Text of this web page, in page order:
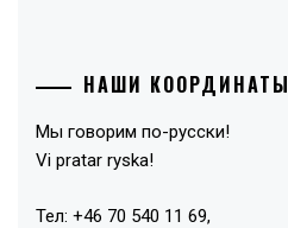
НАШИ КООРДИНАТЫ
Мы говорим по-русски!
Vi pratar ryska!
Тел: +46 70 540 11 69,